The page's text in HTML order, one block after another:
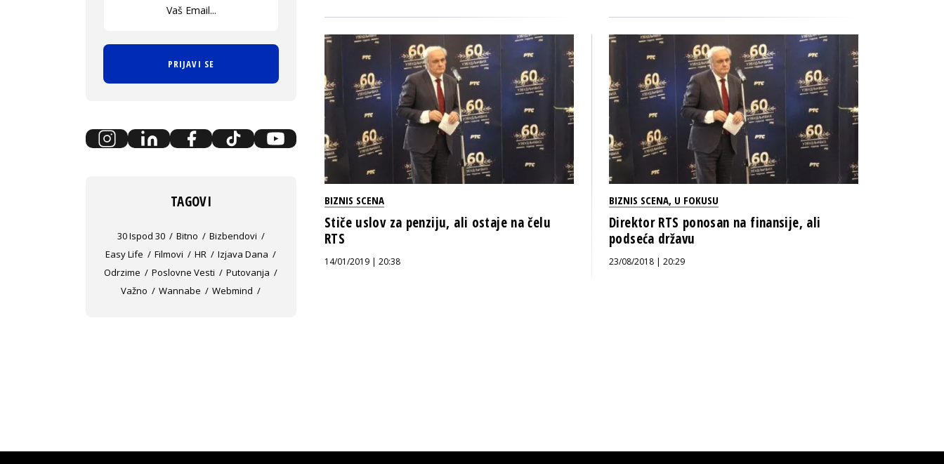
BIZNIS SCENA
Stiče uslov za penziju, ali ostaje na čelu
RTS
14/01/2019 | 20:38
BIZNIS SCENA, U FOKUSU
Direktor RTS ponosan na finansije, ali
podseća državu
23/08/2018 | 20:29
PRIJAVI SE
TAGOVI
30 Ispod 30 Bitno
Bizbendovi
Easy Life
Filmovi HR
Izjava Dana
Odrzime
Poslovne Vesti
Putovanja
Važno
Wannabe Webmind